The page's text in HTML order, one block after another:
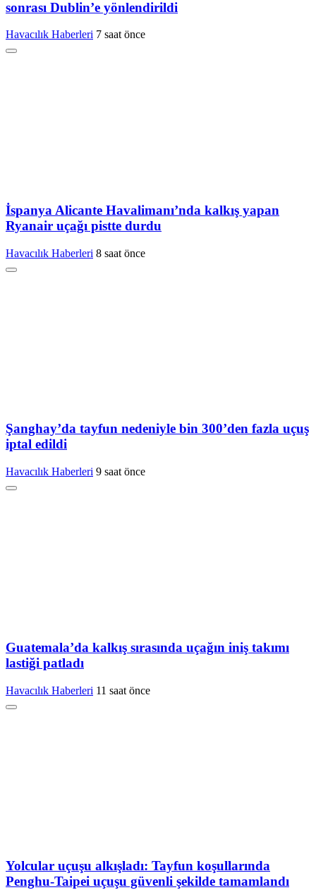
sonrası Dublin’e yönlendirildi
Havacılık Haberleri 7 saat önce
İspanya Alicante Havalimanı’nda kalkış yapan
Ryanair uçağı pistte durdu
Havacılık Haberleri 8 saat önce
Şanghay’da tayfun nedeniyle bin 300’den fazla uçuş
iptal edildi
Havacılık Haberleri 9 saat önce
Guatemala’da kalkış sırasında uçağın iniş takımı
lastiği patladı
Havacılık Haberleri 11 saat önce
Yolcular uçuşu alkışladı: Tayfun koşullarında
Penghu-Taipei uçuşu güvenli şekilde tamamlandı